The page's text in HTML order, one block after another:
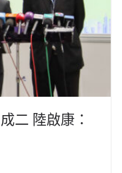
二 陸啟康：